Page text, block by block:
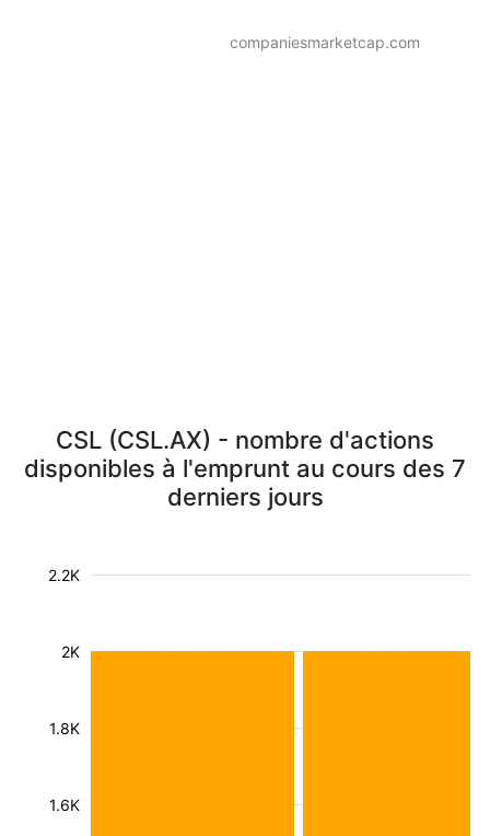
companiesmarketcap.com
CSL (CSL.AX) - nombre d'actions
disponibles à l'emprunt au cours des 7
derniers jours
1.6K
1.8K
2K
2.2K